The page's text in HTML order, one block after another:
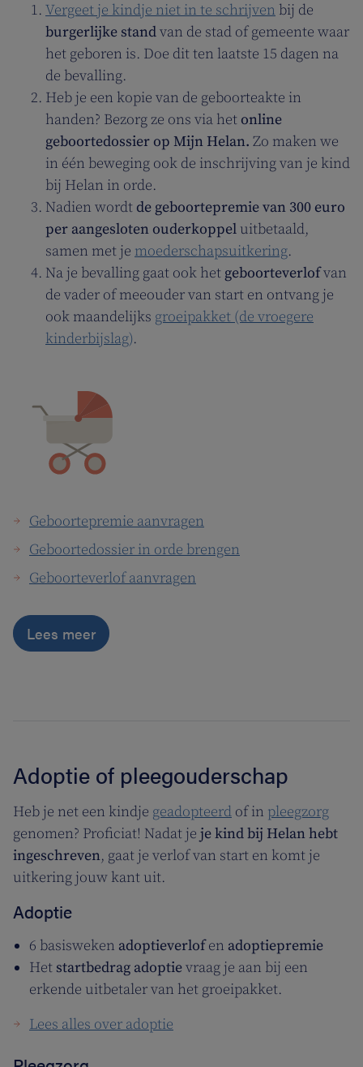
Vergeet je kindje niet in te schrijven bij de
burgerlijke standvan de stad of gemeente waar
het geboren is. Doe dit ten laatste 15 dagen na
de bevalling.
Heb je een kopie van de geboorteakte in
handen? Bezorg ze ons via het online
geboortedossier op Mijn Helan. Zo maken we
in één beweging ook de inschrijving van je kind
bij Helan in orde.
Nadien wordt de geboortepremie van 300 euro
per aangesloten ouderkoppel uitbetaald,
samen met je moederschapsuitkering.
Na je bevalling gaat ook het geboorteverlofvan
de vader of meeouder van start en ontvang je
ook maandelijks groeipakket (de vroegere
kinderbijslag).
Geboortepremie aanvragen
Geboortedossier in orde brengen
Geboorteverlof aanvragen
Lees meer
Adoptie of pleegouderschap
Heb je net een kindje geadopteerd of in pleegzorg
genomen? Proficiat! Nadat je je kind bij Helan hebt
ingeschreven, gaat je verlof van start en komt je
uitkering jouw kant uit.
Adoptie
6 basisweken adoptieverlofen adoptiepremie
Het startbedrag adoptievraag je aan bij een
erkende uitbetaler van het groeipakket.
Lees alles over adoptie